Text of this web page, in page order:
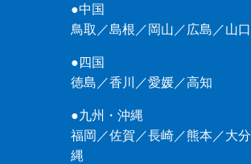
●中国
鳥取 ／島根 ／ 岡山 ／広島 ／山口
●四国
徳島 ／香川 ／愛媛／高知
●九州・沖縄
福岡 ／佐賀 ／長崎／熊本／大分
縄